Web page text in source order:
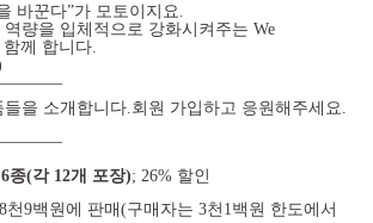
바꾼다”가 모토이지요.
량을 입체적으로 강화시켜주는 We
께 합니다.
을 소개합니다.회원 가입하고 응원해주세요.
종(각 12개 포장); 26% 할인
천9백원에 판매(구매자는 3천1백원 한도에서